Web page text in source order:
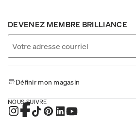
DEVENEZ MEMBRE BRILLIANCE
Définir mon magasin
NOUS SUIVRE